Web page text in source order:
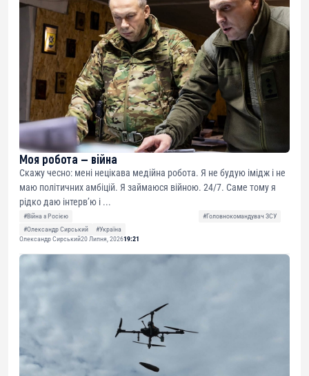
Моя робота — війна
Скажу чесно: мені нецікава медійна робота. Я не будую імідж і не
маю політичних амбіцій. Я займаюся війною. 24/7. Саме тому я
рідко даю інтерв’ю і ...
#Війна з Росією
#Головнокомандувач ЗСУ
#Олександр Сирський
#Україна
Олександр Сирський20 Липня, 202619:21